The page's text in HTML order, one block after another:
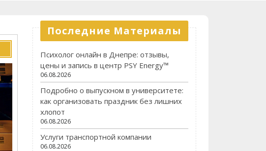
Последние Материалы
Психолог онлайн в Днепре: отзывы,
цены и запись в центр PSY Energy™
06.08.2026
Подробно о выпускном в университете:
как организовать праздник без лишних
хлопот
06.08.2026
Услуги транспортной компании
06.08.2026